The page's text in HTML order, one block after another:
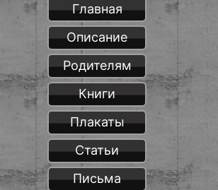
Главная
Описание
Родителям
Книги
Плакаты
Статьи
Письма